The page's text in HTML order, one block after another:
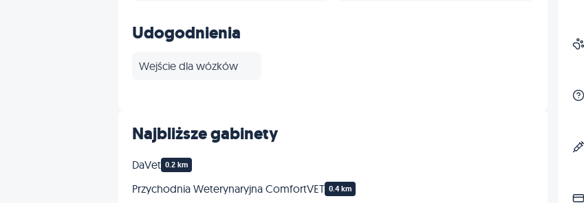
Udogodnienia
Wejście dla wózków
Najbliższe gabinety
DaVet 0.2 km
Przychodnia Weterynaryjna ComfortVET 0.4 km